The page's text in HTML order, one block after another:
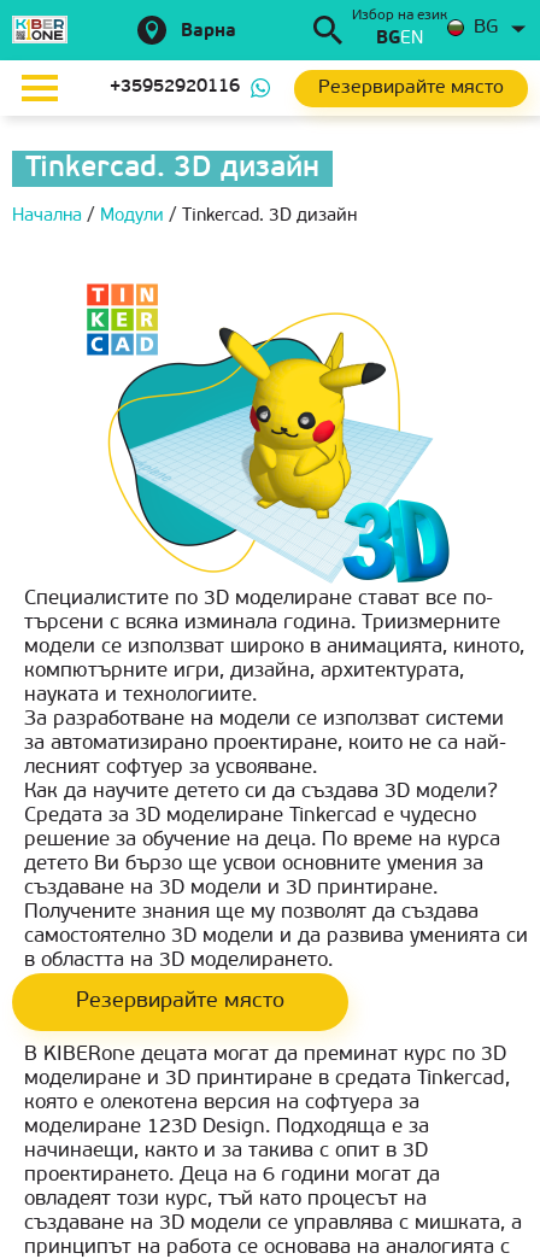
Варна
Избор на език
BGEN
BG
+35952920116 Резервирайте място
Tinkercad. 3D дизайн
Начална / Модули / Tinkercad. 3D дизайн
Специалистите по 3D моделиране стават все по-
търсени с всяка изминала година. Триизмерните
модели се използват широко в анимацията, киното,
компютърните игри, дизайна, архитектурата,
науката и технологиите.
За разработване на модели се използват системи
за автоматизирано проектиране, които не са най-
лесният софтуер за усвояване.
Как да научите детето си да създава 3D модели?
Средата за 3D моделиране Tinkercad е чудесно
решение за обучение на деца. По време на курса
детето Ви бързо ще усвои основните умения за
създаване на 3D модели и 3D принтиране.
Получените знания ще му позволят да създава
самостоятелно 3D модели и да развива уменията си
в областта на 3D моделирането.
Резервирайте място
В KIBERone децата могат да преминат курс по 3D
моделиране и 3D принтиране в средата Tinkercad,
която е олекотена версия на софтуера за
моделиране 123D Design. Подходяща е за
начинаещи, както и за такива с опит в 3D
проектирането. Деца на 6 години могат да
овладеят този курс, тъй като процесът на
създаване на 3D модели се управлява с мишката, а
принципът на работа се основава на аналогията с